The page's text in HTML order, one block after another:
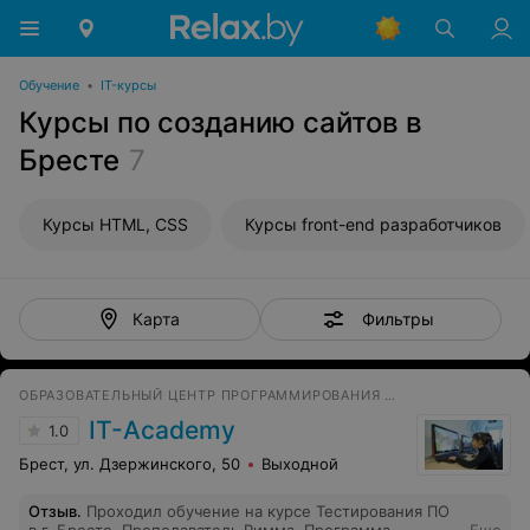
Обучение • IT-курсы
Курсы по созданию сайтов в
Бресте 7
Курсы HTML, CSS Курсы front-end разработчиков
Карта Фильтры
ОБРАЗОВАТЕЛЬНЫЙ ЦЕНТР ПРОГРАММИРОВАНИЯ И ВЫСОКИХ ТЕХНОЛОГИЙ
1.0 IT-Academy
Брест, ул. Дзержинского, 50 Выходной
Отзыв. Проходил обучение на курсе Тестирования ПО